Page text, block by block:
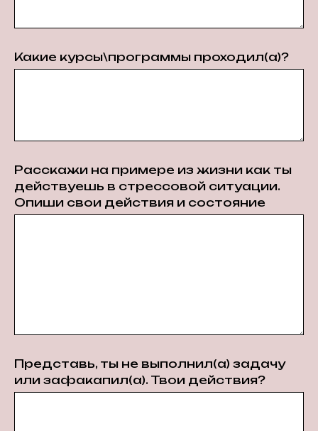
Какие курсы\программы проходил(а)?
Расскажи на примере из жизни как ты
действуешь в стрессовой ситуации.
Опиши свои действия и состояние
Представь, ты не выполнил(а) задачу
или зафакапил(а). Твои действия?